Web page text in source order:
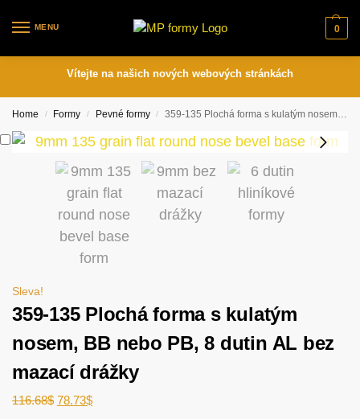
MENU 0
Vítejte na našich nových webových stránkách
Home / Formy / Pevné formy / 359-135 Plochá forma s kulatým nosem, BB nebo PB, 8 dutin AL bez mazací drážky
Sleva!
359-135 Plochá forma s kulatým
nosem, BB nebo PB, 8 dutin AL bez
mazací drážky
116.68$ 78.73$